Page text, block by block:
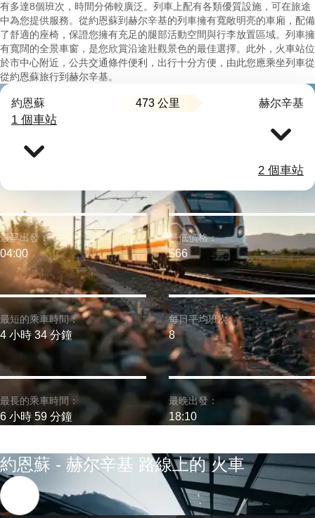
有多達8個班次，時間分佈較廣泛。列車上配有各類優質設施，可在旅途
中為您提供服務。從約恩蘇到赫尔辛基的列車擁有寬敞明亮的車廂，配備
了舒適的座椅，保證您擁有充足的腿部活動空間與行李放置區域。列車擁
有寬闊的全景車窗，是您欣賞沿途壯觀景色的最佳選擇。此外，火車站位
於市中心附近，公共交通條件便利，出行十分方便，由此您應乘坐列車從
從約恩蘇旅行到赫尔辛基。
約恩蘇 473 公里 赫尔辛基
1 個車站
2 個車站
最短的乘車時間：
4 小時 34 分鐘
最早出發：
04:00
最長的乘車時間：
6 小時 59 分鐘
最低價格：
$66
每日平均班次:
8
最晚出發：
18:10
約恩蘇 - 赫尔辛基 路線上的 火車